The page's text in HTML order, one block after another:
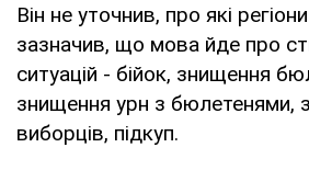
Він не уточнив, про які
зазначив, що мова йде про
ситуацій - бійок, знищення
знищення урн з бюлетенями,
виборців, підкуп.